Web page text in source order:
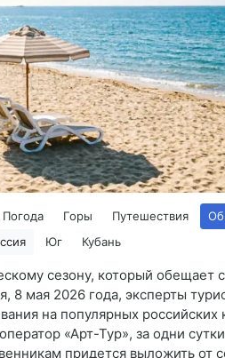
Погода Горы Путешествия
Юг Кубань
сезону, который обещает
8 мая 2026 года, эксперты
на популярных российских
«Арт-Тур», за одни сутки
придется выложить от